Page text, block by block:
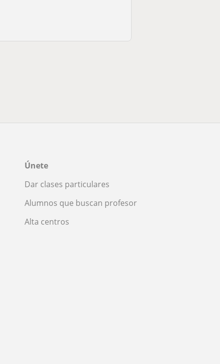
Únete
Dar clases particulares
Alumnos que buscan profesor
Alta centros